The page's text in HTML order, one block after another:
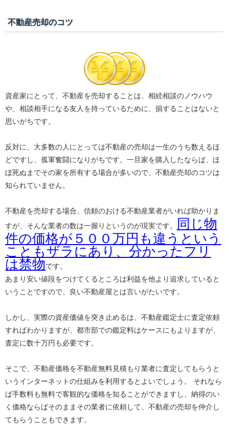
不動産売却のコツ
資産家にとって、不動産を売却することは、相続相談のノウハウ
や、相談相手になる友人を持っているために、損することはないと
思いがちです。
反対に、大多数の人にとっては不動産の売却は一生のうち数えるほ
どですし、孤軍奮闘になりがちです。一旦家を購入したならば、ほ
ぼ死ぬまでその家を所有する場合が多いので、不動産売却のコツは
知られていません。
不動産を売却する場合、信頼のおける不動産業者がいれば助かりま
すが、そんな業者の数は一握りというのが現実です。
同じ物
件の価格が５００万円も違うという
こともザラにあり、分かったフリ
は禁物です。
あまり安い値段をつけてくるところは利益を他より追求していると
いうことですので、良い不動産屋とは言いがたいです。
しかし、実際の資産価値を突き止めるは、不動産鑑定士に査定依頼
すればわかりますが、都市部での鑑定料はケースにもよりますが、
査定に数十万円も必要です。
そこで、不動産価格を不動産無料見積もり業者に査定してもらうと
いうインターネットの仕組みを利用するとよいでしょう。 それなら
ば手数料も無料で客観的な価格を知ることができますし、納得のい
く価格ならばそのままその業者に依頼して、不動産の売却を仲介し
てもらうこともできます。